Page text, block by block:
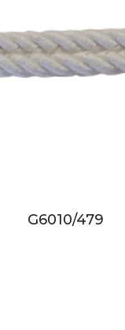
G6010/479